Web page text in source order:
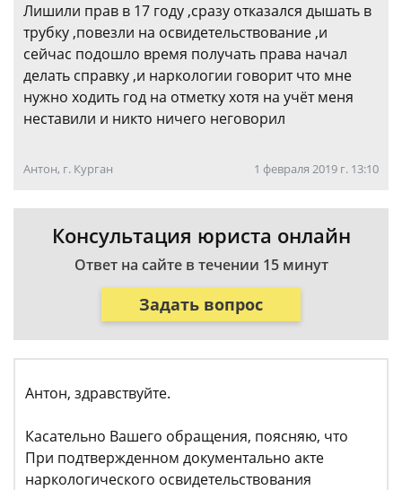
Лишили прав в 17 году ,сразу отказался дышать в
трубку ,повезли на освидетельствование ,и
сейчас подошло время получать права начал
делать справку ,и наркологии говорит что мне
нужно ходить год на отметку хотя на учёт меня
неставили и никто ничего неговорил
Антон, г. Курган 1 февраля 2019 г. 13:10
Консультация юриста онлайн
Ответ на сайте в течении 15 минут
Задать вопрос
Антон, здравствуйте.
Касательно Вашего обращения, поясняю, что
При подтвержденном документально акте
наркологического освидетельствования